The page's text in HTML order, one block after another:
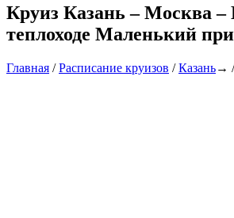
Круиз Казань – Москва –
теплоходе Маленький
Главная /Расписание круизов /Казань→